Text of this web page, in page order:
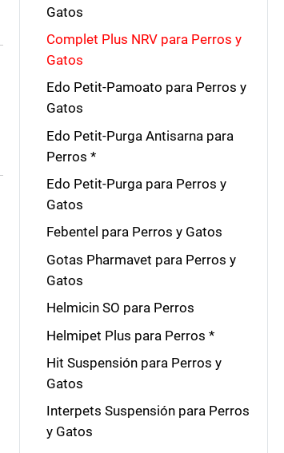
Gatos
Complet Plus NRV para Perros y
Gatos
Edo Petit-Pamoato para Perros y
Gatos
Edo Petit-Purga Antisarna para
Perros *
Edo Petit-Purga para Perros y
Gatos
Febentel para Perros y Gatos
Gotas Pharmavet para Perros y
Gatos
Helmicin SO para Perros
Helmipet Plus para Perros *
Hit Suspensión para Perros y
Gatos
Interpets Suspensión para Perros
y Gatos